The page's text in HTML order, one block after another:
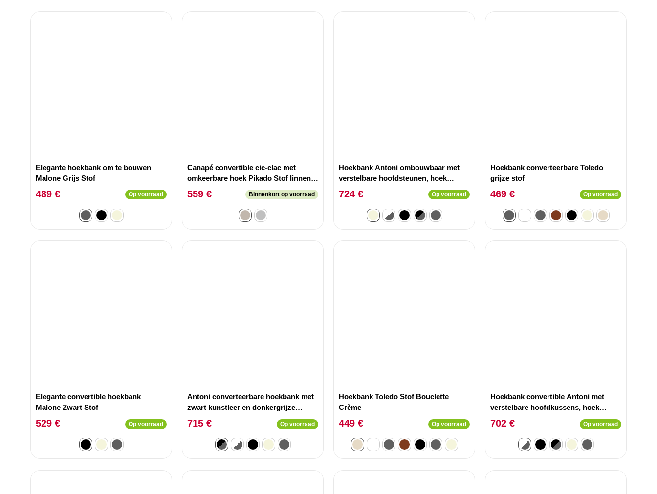
Elegante hoekbank om te bouwen
Malone Grijs Stof
489 € Op voorraad
Canapé convertible cic-clac met
omkeerbare hoek Pikado Stof linnen
effect Licht taupe
559 € Binnenkort op voorraad
Hoekbank Antoni ombouwbaar met
verstelbare hoofdsteunen, hoek
rechts, ribfluweel beige.
724 € Op voorraad
Hoekbank converteerbare Toledo
grijze stof
469 € Op voorraad
Elegante convertible hoekbank
Malone Zwart Stof
529 € Op voorraad
Antoni converteerbare hoekbank met
zwart kunstleer en donkergrijze
stoffen opklapbare hoofdsteunen
715 € Op voorraad
Hoekbank Toledo Stof Bouclette
Crème
449 € Op voorraad
Hoekbank convertible Antoni met
verstelbare hoofdkussens, hoek
rechts, kunstleer Wit en lichtgrijze
stof
702 € Op voorraad